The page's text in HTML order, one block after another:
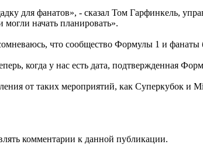
для фанатов», - сказал Том Гарфинкель,
начать планировать».
что сообщество Формулы 1 и
когда у нас есть дата, подтвержденная
от таких мероприятий, как Суперкубок
комментарии к данной публикации.